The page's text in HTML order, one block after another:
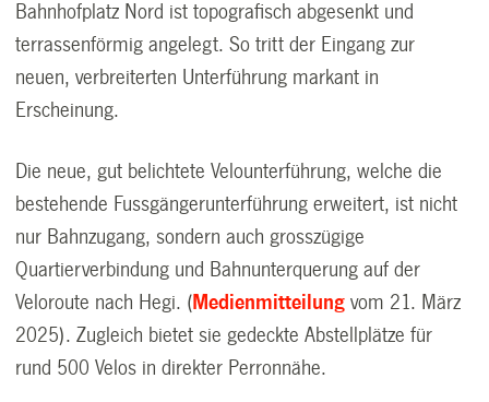
Bahnhofplatz Nord ist topografisch abgesenkt und
terrassenförmig angelegt. So tritt der Eingang zur
neuen, verbreiterten Unterführung markant in
Erscheinung.
Die neue, gut belichtete Velounterführung, welche die
bestehende Fussgängerunterführung erweitert, ist nicht
nur Bahnzugang, sondern auch grosszügige
Quartierverbindung und Bahnunterquerung auf der
Veloroute nach Hegi. (Medienmitteilung vom 21. März
2025). Zugleich bietet sie gedeckte Abstellplätze für
rund 500 Velos in direkter Perronnähe.